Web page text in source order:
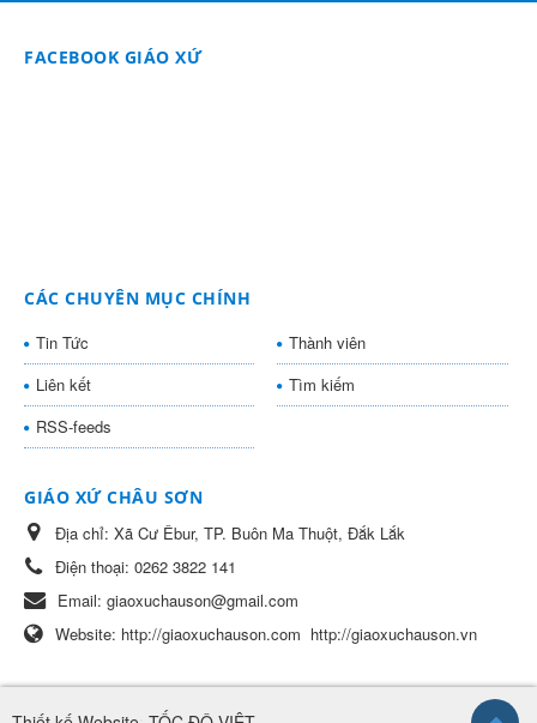
FACEBOOK GIÁO XỨ
CÁC CHUYÊN MỤC CHÍNH
Tin Tức
Thành viên
Liên kết
Tìm kiếm
RSS-feeds
GIÁO XỨ CHÂU SƠN
Địa chỉ: Xã Cư Êbur, TP. Buôn Ma Thuột, Đắk Lắk
Điện thoại: 0262 3822 141
Email: giaoxuchauson@gmail.com
Website: http://giaoxuchauson.com http://giaoxuchauson.vn